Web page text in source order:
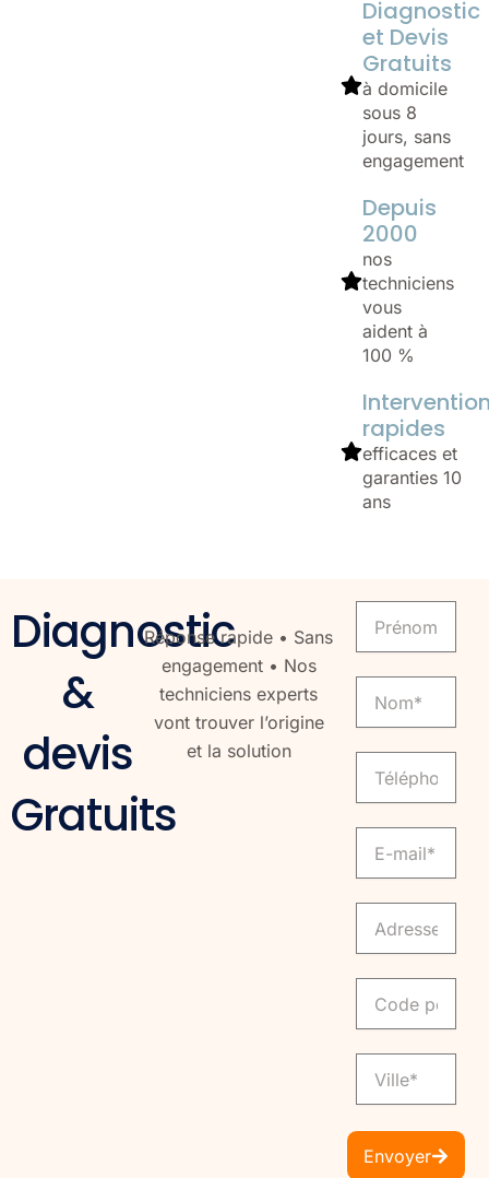
Diagnostic
et Devis
Gratuits
à domicile
sous 8
jours, sans
engagement
Depuis
2000
nos
techniciens
vous
aident à
100 %
rapides
efficaces et
garanties 10
ans
Diagnostic
&
devis
Gratuits
Réponse rapide • Sans
engagement • Nos
techniciens experts
vont trouver l’origine
et la solution
Envoyer